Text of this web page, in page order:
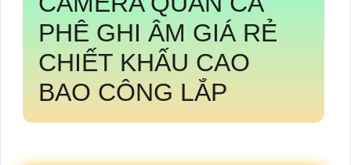
PHÊ GHI ÂM GIÁ RẺ
CHIẾT KHẤU CAO
BAO CÔNG LẮP